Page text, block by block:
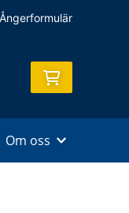
Ångerformulär
Om oss